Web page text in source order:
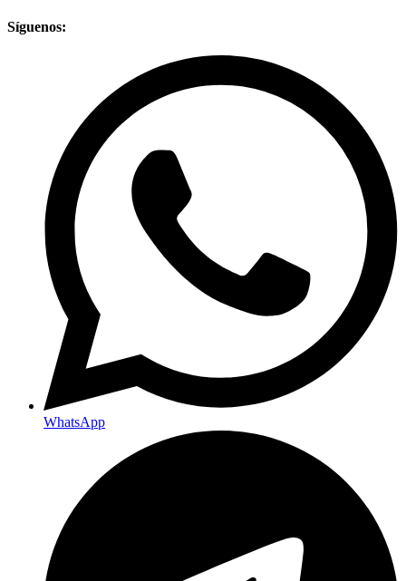
Síguenos:
WhatsApp